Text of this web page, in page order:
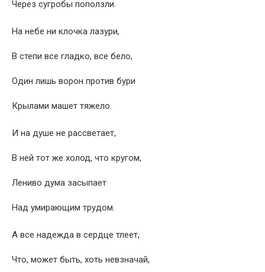
Через сугробы поползли.
На небе ни клочка лазури,
В степи все гладко, все бело,
Один лишь ворон против бури
Крылами машет тяжело.
И на душе не рассветает,
В ней тот же холод, что кругом,
Лениво дума засыпает
Над умирающим трудом.
А все надежда в сердце тлеет,
Что, может быть, хоть невзначай,